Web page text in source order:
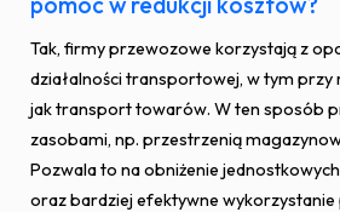
Tak, firmy przewozowe korzystają z
działalności transportowej, w tym przy
jak transport towarów. W ten sposób
zasobami, np. przestrzenią
Pozwala to na obniżenie
oraz bardziej efektywne wykorzystanie